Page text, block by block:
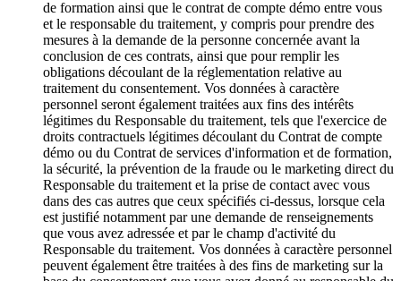
de formation ainsi que le contrat de compte démo entre vous
et le responsable du traitement, y compris pour prendre des
mesures à la demande de la personne concernée avant la
conclusion de ces contrats, ainsi que pour remplir les
obligations découlant de la réglementation relative au
traitement du consentement. Vos données à caractère
personnel seront également traitées aux fins des intérêts
légitimes du Responsable du traitement, tels que l'exercice de
droits contractuels légitimes découlant du Contrat de compte
démo ou du Contrat de services d'information et de formation,
la sécurité, la prévention de la fraude ou le marketing direct du
Responsable du traitement et la prise de contact avec vous
dans des cas autres que ceux spécifiés ci-dessus, lorsque cela
est justifié notamment par une demande de renseignements
que vous avez adressée et par le champ d'activité du
Responsable du traitement. Vos données à caractère personnel
peuvent également être traitées à des fins de marketing sur la